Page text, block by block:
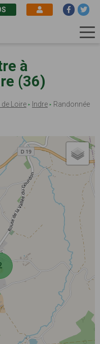
à
(36)
de Loire Indre
Randonnée